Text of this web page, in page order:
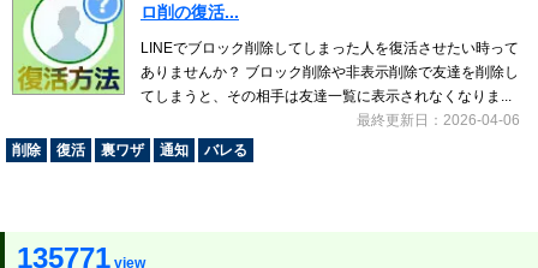
ロ削の復活...
LINEでブロック削除してしまった人を復活させたい時って
ありませんか？ ブロック削除や非表示削除で友達を削除し
てしまうと、その相手は友達一覧に表示されなくなりま...
最終更新日：2026-04-06
削除
復活 裏ワザ 通知 バレる
135771 view